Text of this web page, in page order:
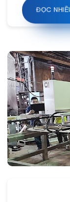
ĐỌC